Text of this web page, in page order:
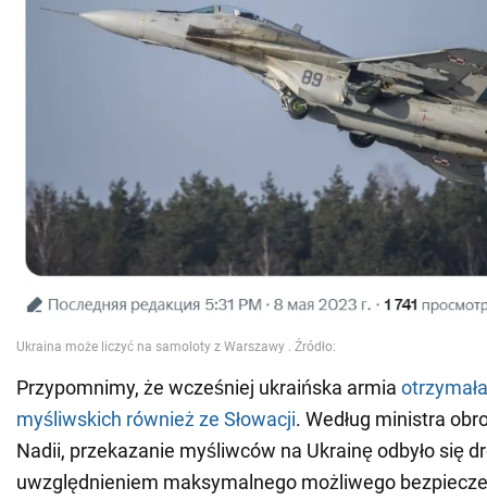
Przypomnimy, że wcześniej ukraińska armia
myśliwskich również ze Słowacji. Według ministra
Nadii, przekazanie myśliwców na Ukrainę odbyło się
uwzględnieniem maksymalnego możliwego